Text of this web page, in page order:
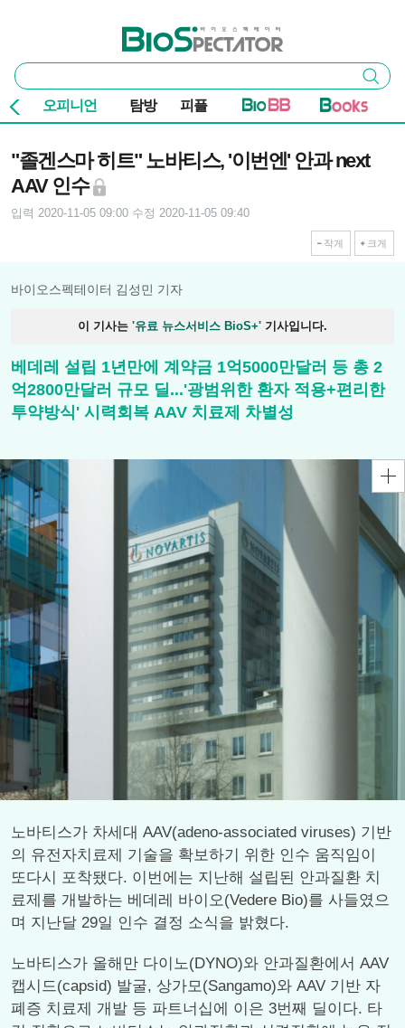
바이오스펙테이터
통
합
검
색
검색
오피니언 탐방 피플
"졸겐스마 히트" 노바티스, '이번엔' 안과 next
AAV 인수
입력 2020-11-05 09:00 수정 2020-11-05 09:40
작게 크게
바이오스펙테이터 김성민 기자
이 기사는 '유료 뉴스서비스 BioS+' 기사입니다.
베데레 설립 1년만에 계약금 1억5000만달러 등 총 2
억2800만달러 규모 딜...'광범위한 환자 적용+편리한
투약방식' 시력회복 AAV 치료제 차별성
노바티스가 차세대 AAV(adeno-associated viruses) 기반
의 유전자치료제 기술을 확보하기 위한 인수 움직임이
또다시 포착됐다. 이번에는 지난해 설립된 안과질환 치
료제를 개발하는 베데레 바이오(Vedere Bio)를 사들였으
며 지난달 29일 인수 결정 소식을 밝혔다.
노바티스가 올해만 다이노(DYNO)와 안과질환에서 AAV
캡시드(capsid) 발굴, 상가모(Sangamo)와 AAV 기반 자
폐증 치료제 개발 등 파트너십에 이은 3번째 딜이다. 타